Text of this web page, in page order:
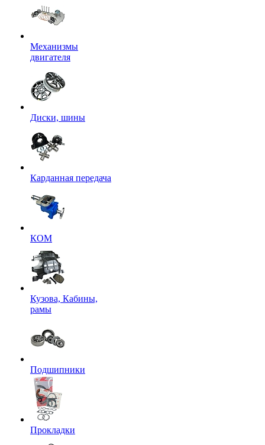
Механизмы
двигателя
Диски, шины
Карданная передача
КОМ
Кузова, Кабины,
рамы
Подшипники
Прокладки